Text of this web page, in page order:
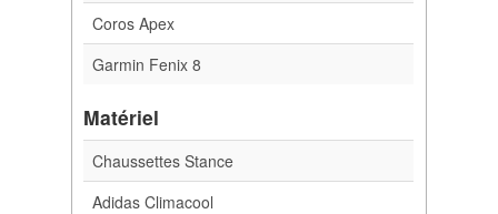
Coros Apex
Garmin Fenix 8
Matériel
Chaussettes Stance
Adidas Climacool